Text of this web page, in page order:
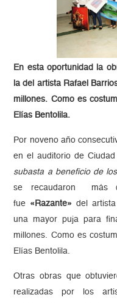
En esta oportunidad la
la del artista Rafael
millones. Como es
Elías Bentolila.
Por noveno año
en el auditorio de
subasta a beneficio de
se recaudaron más
fue «Razante» del
una mayor puja para
millones. Como es
Elías Bentolila.
Otras obras que
realizadas por los